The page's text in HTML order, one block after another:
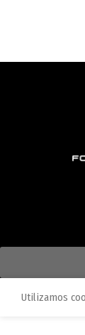
Utilizamos